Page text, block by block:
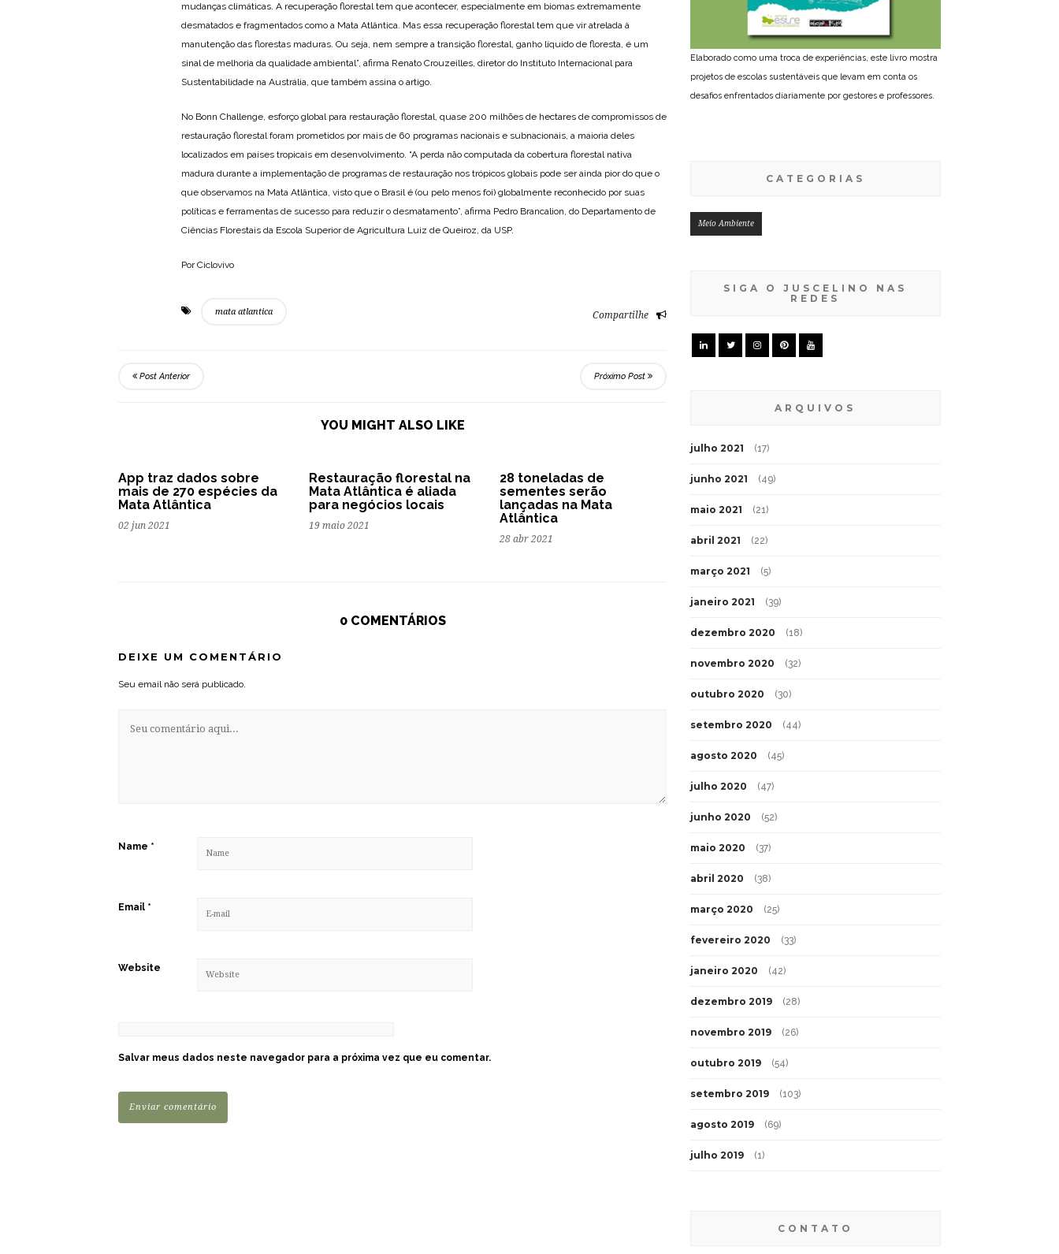
mudanças climáticas. A recuperação florestal tem que acontecer, especialmente em biomas extremamente
desmatados e fragmentados como a Mata Atlântica. Mas essa recuperação florestal tem que vir atrelada à
manutenção das florestas maduras. Ou seja, nem sempre a transição florestal, ganho líquido de floresta, é um
sinal de melhoria da qualidade ambiental”, afirma Renato Crouzeilles, diretor do Instituto Internacional para
Sustentabilidade na Austrália, que também assina o artigo.
No Bonn Challenge, esforço global para restauração florestal, quase 200 milhões de hectares de compromissos de
restauração florestal foram prometidos por mais de 60 programas nacionais e subnacionais, a maioria deles
localizados em países tropicais em desenvolvimento. “A perda não computada da cobertura florestal nativa
madura durante a implementação de programas de restauração nos trópicos globais pode ser ainda pior do que o
que observamos na Mata Atlântica, visto que o Brasil é (ou pelo menos foi) globalmente reconhecido por suas
políticas e ferramentas de sucesso para reduzir o desmatamento”, afirma Pedro Brancalion, do Departamento de
Ciências Florestais da Escola Superior de Agricultura Luiz de Queiroz, da USP.
Por Ciclovivo
mata atlantica Compartilhe
Post Anterior Próximo Post
YOU MIGHT ALSO LIKE
App traz dados sobre
mais de 270 espécies da
Mata Atlântica
02 jun 2021
Restauração florestal na
Mata Atlântica é aliada
para negócios locais
19 maio 2021
28 toneladas de
sementes serão
lançadas na Mata
Atlântica
28 abr 2021
0 COMENTÁRIOS
DEIXE UM COMENTÁRIO
Seu email não será publicado.
Name *
Email *
Website
Salvar meus dados neste navegador para a próxima vez que eu comentar.
Elaborado como uma troca de experiências, este livro mostra
projetos de escolas sustentáveis que levam em conta os
desafios enfrentados diariamente por gestores e professores.
CATEGORIAS
Meio Ambiente
SIGA O JUSCELINO NAS
REDES
ARQUIVOS
julho 2021 (17)
junho 2021 (49)
maio 2021 (21)
abril 2021 (22)
março 2021 (5)
janeiro 2021 (39)
dezembro 2020 (18)
novembro 2020 (32)
outubro 2020 (30)
setembro 2020 (44)
agosto 2020 (45)
julho 2020 (47)
junho 2020 (52)
maio 2020 (37)
abril 2020 (38)
março 2020 (25)
fevereiro 2020 (33)
janeiro 2020 (42)
dezembro 2019 (28)
novembro 2019 (26)
outubro 2019 (54)
setembro 2019 (103)
agosto 2019 (69)
julho 2019 (1)
CONTATO